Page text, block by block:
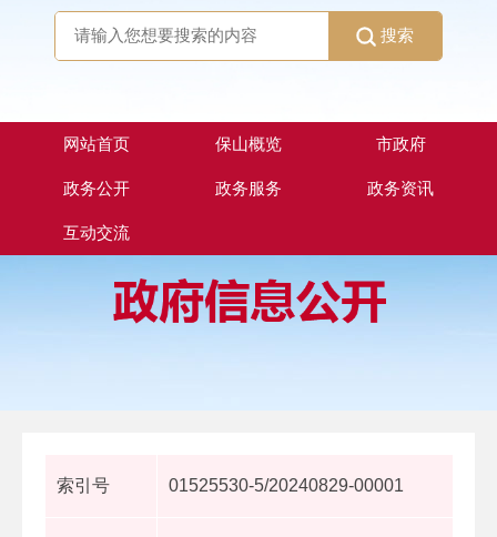
搜索
网站首页 保山概览 市政府
政务公开 政务服务 政务资讯
互动交流
索引号 01525530-5/20240829-00001